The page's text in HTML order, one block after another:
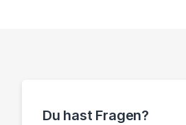
Du hast Fragen?